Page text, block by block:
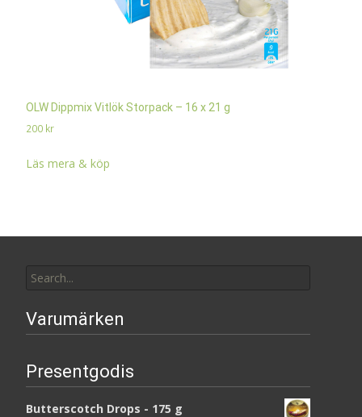
OLW Dippmix Vitlök Storpack – 16 x 21 g
200 kr
Läs mera & köp
for:
Varumärken
Presentgodis
Butterscotch Drops - 175 g